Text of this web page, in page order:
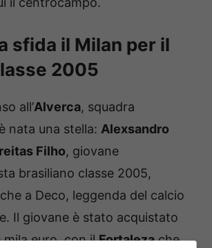
sfida il Milan per il
2005
all’Alverca, squadra
nata una stella: Alexsandro
Filho, giovane
brasiliano classe 2005,
a Deco, leggenda del calcio
Il giovane è stato acquistato
mila euro, con ilFortalezache